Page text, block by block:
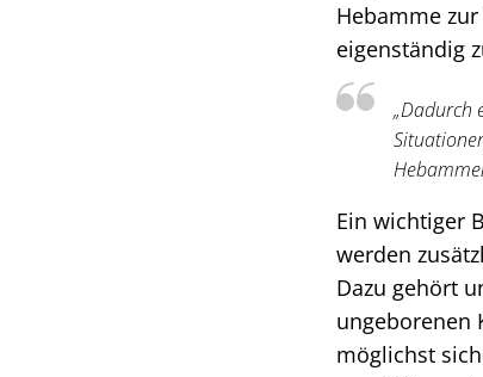
Hebamme
eigenständig
„Dadurch
Ein wichtiger
werden
Dazu gehört
ungeborenen
möglichst